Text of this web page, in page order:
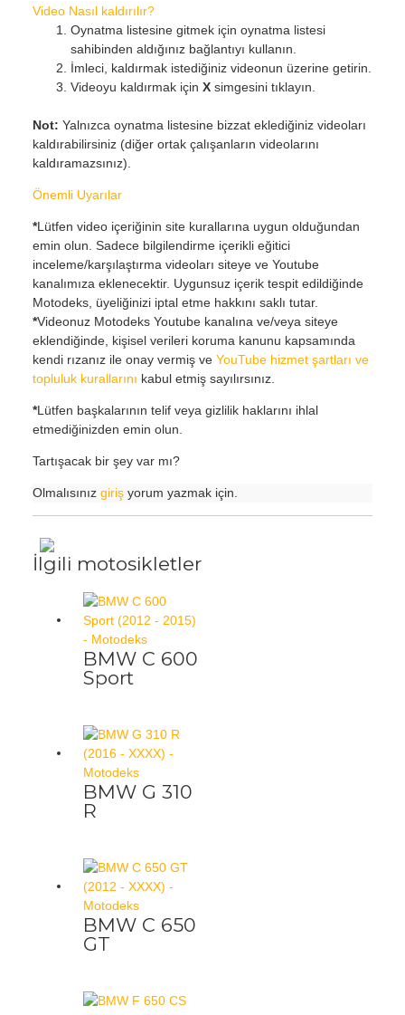
Video Nasıl kaldırılır?
Oynatma listesine gitmek için oynatma listesi
sahibinden aldığınız bağlantıyı kullanın.
İmleci, kaldırmak istediğiniz videonun üzerine getirin.
Videoyu kaldırmak için Xsimgesini tıklayın.
Not: Yalnızca oynatma listesine bizzat eklediğiniz videoları
kaldırabilirsiniz (diğer ortak çalışanların videolarını
kaldıramazsınız).
Önemli Uyarılar
*Lütfen video içeriğinin site kurallarına uygun olduğundan
emin olun. Sadece bilgilendirme içerikli eğitici
inceleme/karşılaştırma videoları siteye ve Youtube
kanalımıza eklenecektir. Uygunsuz içerik tespit edildiğinde
Motodeks, üyeliğinizi iptal etme hakkını saklı tutar.
*Videonuz Motodeks Youtube kanalına ve/veya siteye
eklendiğinde, kişisel verileri koruma kanunu kapsamında
kendi rızanız ile onay vermiş ve YouTube hizmet şartları ve
topluluk kurallarını kabul etmiş sayılırsınız.
*Lütfen başkalarının telif veya gizlilik haklarını ihlal
etmediğinizden emin olun.
Tartışacak bir şey var mı?
Olmalısınız girişyorum yazmak için.
İlgili motosikletler
BMW C 600
Sport
BMW G 310
R
BMW C 650
GT